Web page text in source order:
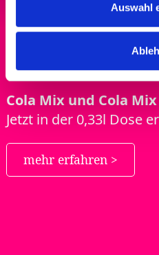
Auswahl
Ausgewogen.
Erfrischend.
COLA TRIFFT
Cola Mix und Cola
Jetzt in der 0,33l Dose
mehr erfahren >